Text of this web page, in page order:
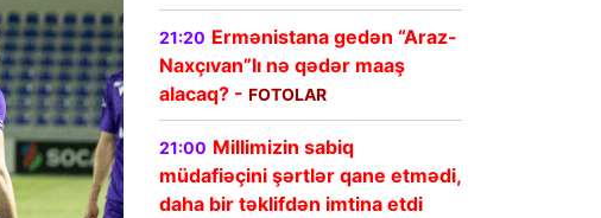
21:20 Ermənistana gedən “Araz-
Naxçıvan”lı nə qədər maaş
alacaq? - FOTOLAR
21:00 Millimizin sabiq
müdafiəçini şərtlər qane etmədi,
daha bir təklifdən imtina etdi